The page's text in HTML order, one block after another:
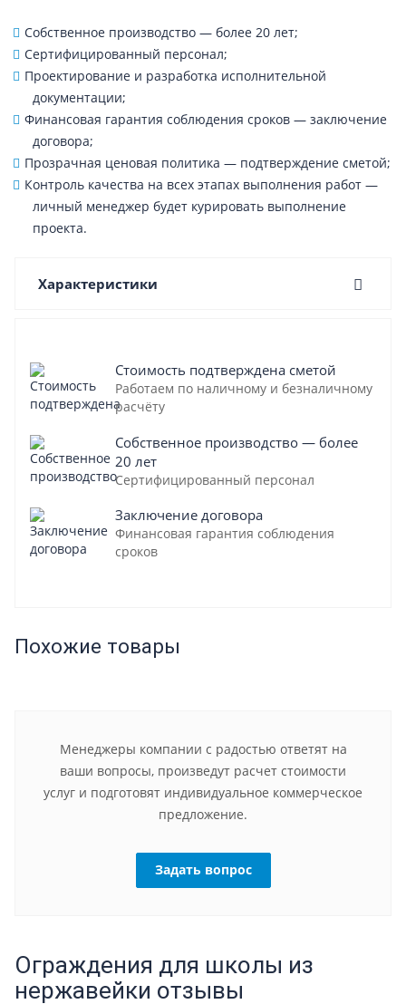
Собственное производство — более 20 лет;
Сертифицированный персонал;
Проектирование и разработка исполнительной
документации;
Финансовая гарантия соблюдения сроков — заключение
договора;
Прозрачная ценовая политика — подтверждение сметой;
Контроль качества на всех этапах выполнения работ —
личный менеджер будет курировать выполнение
проекта.
Характеристики
Стоимость подтверждена сметой
Работаем по наличному и безналичному
расчёту
Собственное производство — более
20 лет
Сертифицированный персонал
Заключение договора
Финансовая гарантия соблюдения
сроков
Похожие товары
Менеджеры компании с радостью ответят на
ваши вопросы, произведут расчет стоимости
услуг и подготовят индивидуальное коммерческое
предложение.
Задать вопрос
Ограждения для школы из
нержавейки отзывы